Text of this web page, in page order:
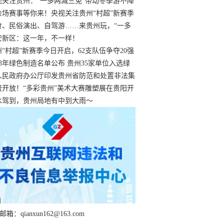
场赛事等你来！央视关注贵州“村超”新赛季
打响”
、民俗演出、自驾游……来贵州玩，“一多
三免”！
新区：这一年，不一样！
“村超”新赛季今日开启，62支队伍争夺20强
年绿色制造名单公布 贵州35家单位入选绿
厂
民政府办公厅印发贵州省防范和处置非法集
作实施细则
开放！“多彩贵州”美术大赛雕塑展在贵阳开
持续至1月19日
驾到，贵州局地有中到大雨～
箱：qianxun162@163.com